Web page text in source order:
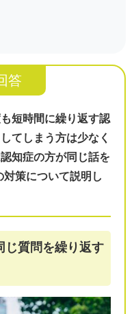
答
短時間に繰り返す認
てしまう方は少なく
知症の方が同じ話を
策について説明し
じ質問を繰り返す